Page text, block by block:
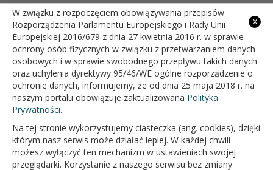
Wt 7:30 - 15:30
Śr 7:30 - 15:30
Czw 7:30 - 15:30
Pt 7:30 - 15:30
OFICJALNY SERWIS INTERNETOWY GMINY BIAŁOPOLE
x
W związku z rozpoczęciem obowiązywania przepisów
Rozporządzenia Parlamentu Europejskiego i Rady Unii
Europejskiej 2016/679 z dnia 27 kwietnia 2016 r. w sprawie
ochrony osób fizycznych w związku z przetwarzaniem danych
osobowych i w sprawie swobodnego przepływu takich danych
oraz uchylenia dyrektywy 95/46/WE ogólne rozporządzenie o
ochronie danych, informujemy, że od dnia 25 maja 2018 r. na
naszym portalu obowiązuje zaktualizowana Polityka
Prywatności.
Na tej stronie wykorzystujemy ciasteczka (ang. cookies), dzięki
którym nasz serwis może działać lepiej. W każdej chwili
możesz wyłączyć ten mechanizm w ustawieniach swojej
przeglądarki. Korzystanie z naszego serwisu bez zmiany